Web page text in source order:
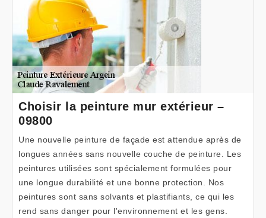
Choisir la peinture mur extérieur –
09800
Une nouvelle peinture de façade est attendue après de
longues années sans nouvelle couche de peinture. Les
peintures utilisées sont spécialement formulées pour
une longue durabilité et une bonne protection. Nos
peintures sont sans solvants et plastifiants, ce qui les
rend sans danger pour l'environnement et les gens.